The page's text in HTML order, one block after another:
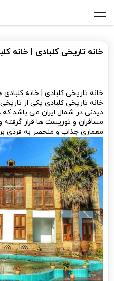
خانه تاریخی کلبادی | خانه
خانه تاریخی کلبادی | خانه
خانه تاریخی کلبادی یکی از
دیدنی در شمال ایران می باشد که
مسافران و توریست ها قرار گرفته
معماری جذاب و منحصر به فردی